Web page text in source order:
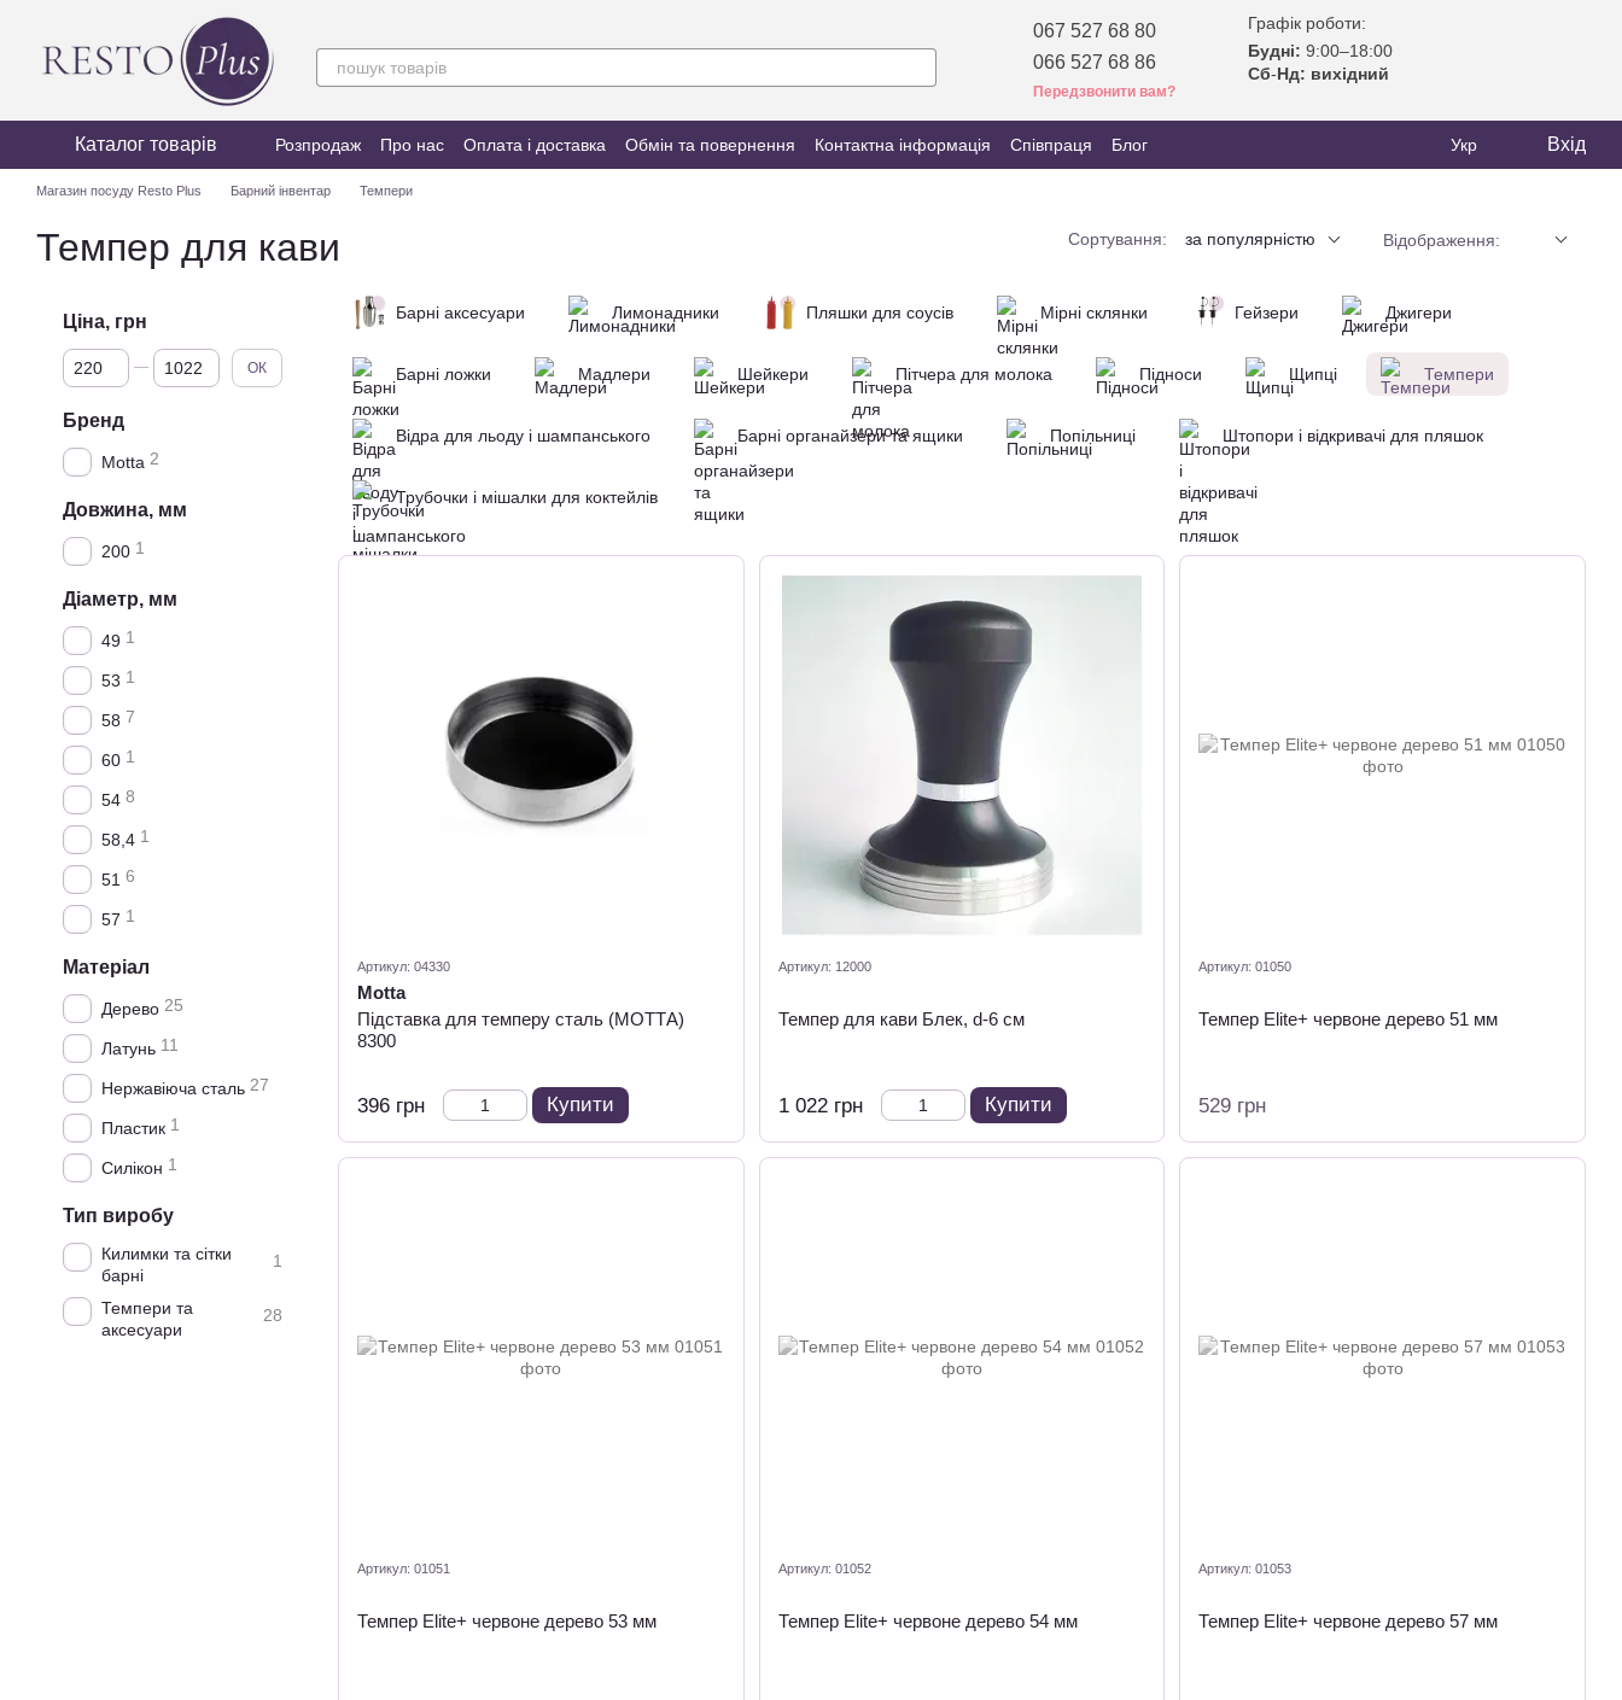
Перейти до основного контенту
067 527 68 80
066 527 68 86
Передзвонити вам?
Графік роботи:
Будні: 9:00–18:00
Сб-Нд: вихідний
Каталог товарів Розпродаж Про нас Оплата і доставка Обмін та повернення Контактна інформація Співпраця Блог Укр Вхід
Магазин посуду Resto Plus Барний інвентар Темпери
Темпер для кави Сортування: за популярністю Відображення:
Барні аксесуари Лимонадники Пляшки для соусів Мірні склянки Гейзери Джигери
Барні ложки Мадлери Шейкери Пітчера для молока Підноси Щипці Темпери
Відра для льоду і шампанського Барні органайзери та ящики Попільниці Штопори і відкривачі для пляшок
Трубочки і мішалки для коктейлів
Артикул: 04330
Motta
Підставка для темперу сталь (МОТТА)
8300
396 грн Купити
Артикул: 12000
Темпер для кави Блек, d-6 см
1 022 грн Купити
Артикул: 01050
Темпер Elite+ червоне дерево 51 мм
529 грн
Артикул: 01051
Темпер Elite+ червоне дерево 53 мм
Артикул: 01052
Темпер Elite+ червоне дерево 54 мм
Артикул: 01053
Темпер Elite+ червоне дерево 57 мм
Ціна, грн
Від Ціна, грн
До Ціна, грн ОК
Бренд
Motta 2
Довжина, мм
200 1
Діаметр, мм
49 1
53 1
58 7
60 1
54 8
58,4 1
51 6
57 1
Матеріал
Дерево 25
Латунь 11
Нержавіюча сталь 27
Пластик 1
Силікон 1
Тип виробу
Килимки та сітки
барні
1
Темпери та
аксесуари
28